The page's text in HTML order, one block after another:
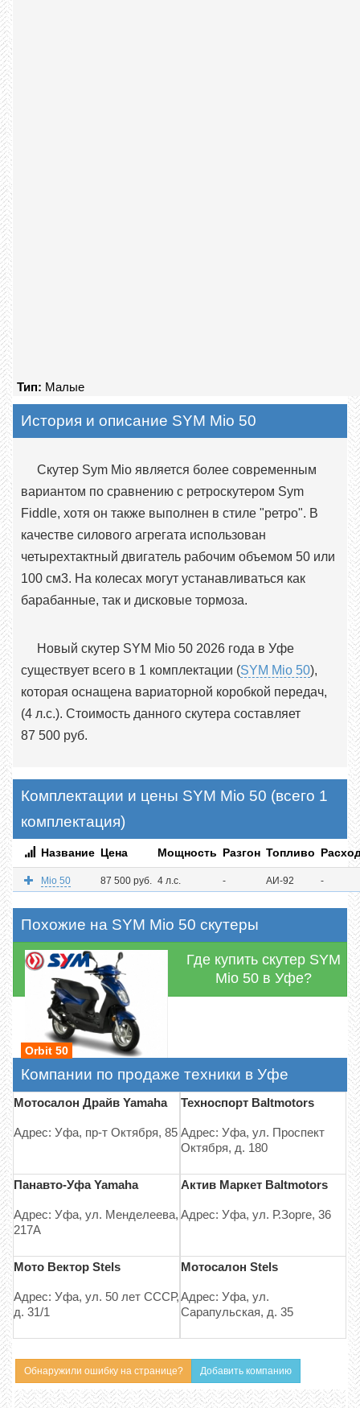
Тип: Малые
История и описание SYM Mio 50
Скутер Sym Mio является более современным
вариантом по сравнению с ретроскутером Sym
Fiddle, хотя он также выполнен в стиле "ретро". В
качестве силового агрегата использован
четырехтактный двигатель рабочим объемом 50 или
100 см3. На колесах могут устанавливаться как
барабанные, так и дисковые тормоза.
Новый скутер SYM Mio 50 2026 года в Уфе
существует всего в 1 комплектации (SYM Mio 50),
которая оснащена вариаторной коробкой передач,
(4 л.с.). Стоимость данного скутера составляет
87 500 руб.
Комплектации и цены SYM Mio 50 (всего 1
комплектация)
Название Цена Мощность Разгон Топливо
Mio 50 87 500 руб. 4 л.с. - АИ-92 -
Похожие на SYM Mio 50 скутеры
Orbit 50
Где купить скутер SYM
Mio 50 в Уфе?
Компании по продаже техники в Уфе
Мотосалон Драйв Yamaha
Адрес: Уфа, пр-т Октября, 85
Панавто-Уфа Yamaha
Адрес: Уфа, ул. Менделеева,
217А
Мото Вектор Stels
Адрес: Уфа, ул. 50 лет СССР,
д. 31/1
Техноспорт Baltmotors
Адрес: Уфа, ул. Проспект
Октября, д. 180
Актив Маркет Baltmotors
Адрес: Уфа, ул. Р.Зорге, 36
Мотосалон Stels
Адрес: Уфа, ул.
Сарапульская, д. 35
Обнаружили ошибку на странице? Добавить компанию